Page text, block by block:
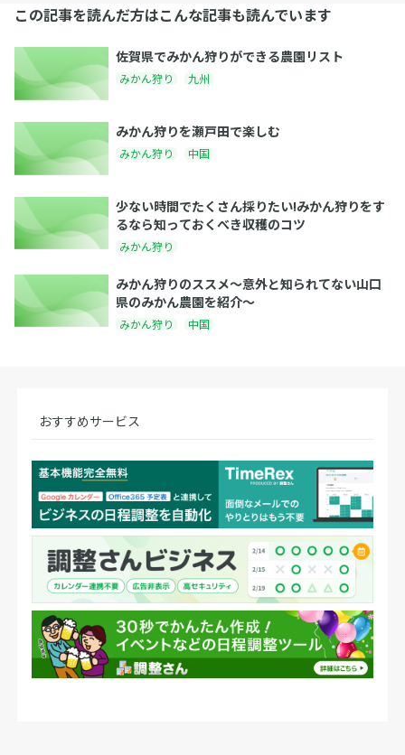
この記事を読んだ方はこんな記事も読んでいます
佐賀県でみかん狩りができる農園リスト
みかん狩り 九州
みかん狩りを瀬戸田で楽しむ
みかん狩り 中国
少ない時間でたくさん採りたい!みかん狩りをす
るなら知っておくべき収穫のコツ
みかん狩り
みかん狩りのススメ〜意外と知られてない山口
県のみかん農園を紹介〜
みかん狩り 中国
おすすめサービス